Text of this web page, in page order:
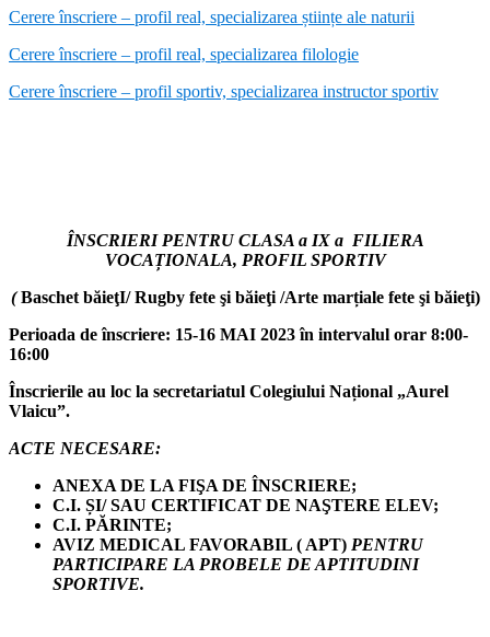
Cerere înscriere – profil real, specializarea științe ale naturii
Cerere înscriere – profil real, specializarea filologie
Cerere înscriere – profil sportiv, specializarea instructor sportiv
ÎNSCRIERI PENTRU CLASA a IX a FILIERA
VOCAȚIONALA, PROFIL SPORTIV
(Baschet băieţI/ Rugby fete şi băieţi /Arte marțiale fete şi băieţi)
Perioada de înscriere: 15-16 MAI 2023 în intervalul orar 8:00-
16:00
Înscrierile au loc la secretariatul Colegiului Național „Aurel
Vlaicu”.
ACTE NECESARE:
ANEXA DE LA FIŞA DE ÎNSCRIERE;
C.I. ȘI/ SAU CERTIFICAT DE NAŞTERE ELEV;
C.I. PĂRINTE;
AVIZ MEDICAL FAVORABIL ( APT) PENTRU
PARTICIPARE LA PROBELE DE APTITUDINI
SPORTIVE.